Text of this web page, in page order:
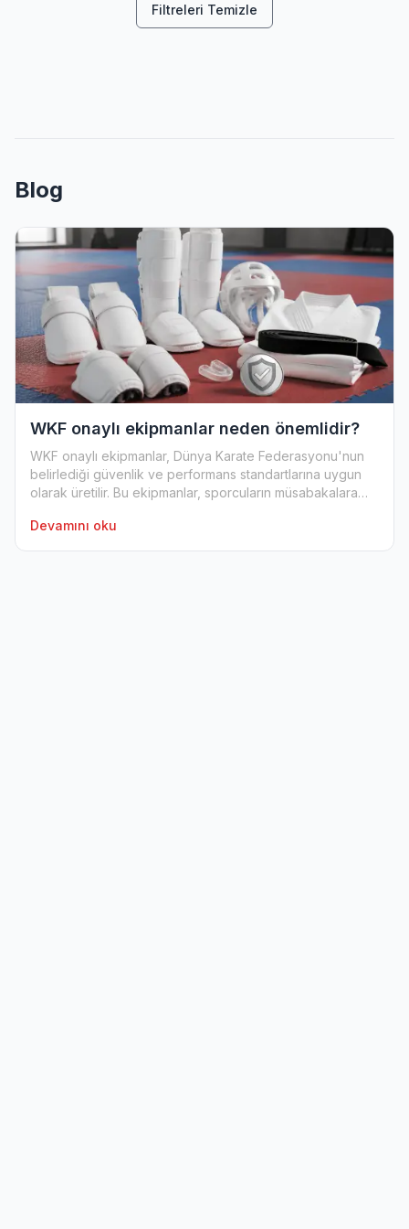
Filtreleri Temizle
Blog
WKF onaylı ekipmanlar neden önemlidir?
WKF onaylı ekipmanlar, Dünya Karate Federasyonu'nun
belirlediği güvenlik ve performans standartlarına uygun
olarak üretilir. Bu ekipmanlar, sporcuların müsabakalara
Devamını oku